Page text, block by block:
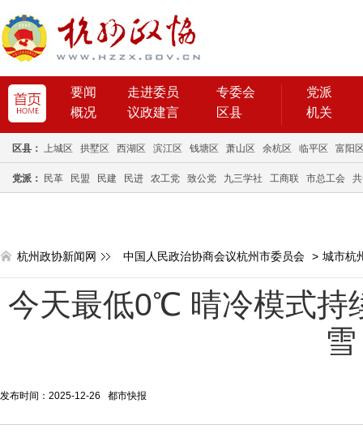
要闻 走进委员
专委会
概况
议政建言 区县
党派
机关
区县： 上城区 拱墅区 西湖区 滨江区 钱塘区 萧山区 余杭区 临平区 富阳
党派： 民革 民盟 民建 民进 农工党 致公党 九三学社 工商联 市总工会
杭州政协新闻网 中国人民政治协商会议杭州市委员会 > 城市杭
今天最低0℃ 晴冷模式持
发布时间：2025-12-26 都市快报